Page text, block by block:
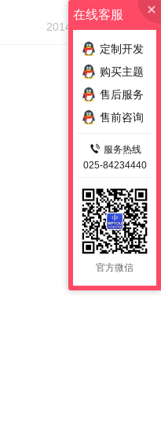
2014-09-19
在线客服
定制开发
购买主题
售后服务
售前咨询
服务热线
025-84234440
官方微信